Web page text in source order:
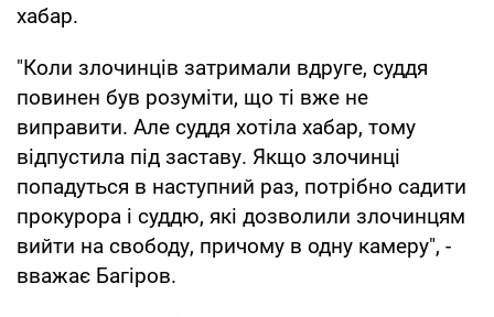
хабар.
"Коли злочинців затримали вдруге, суддя
повинен був розуміти, що ті вже не
виправити. Але суддя хотіла хабар, тому
відпустила під заставу. Якщо злочинці
попадуться в наступний раз, потрібно садити
прокурора і суддю, які дозволили злочинцям
вийти на свободу, причому в одну камеру", -
вважає Багіров.